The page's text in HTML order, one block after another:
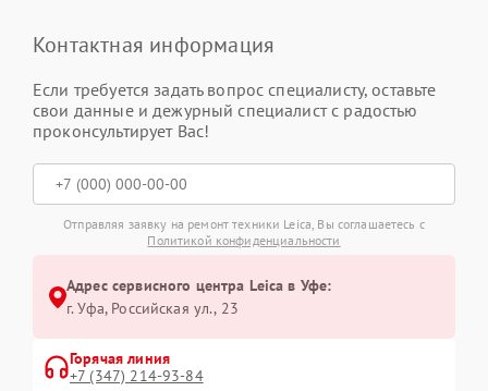
Контактная информация
Если требуется задать вопрос специалисту, оставьте
свои данные и дежурный специалист с радостью
проконсультирует Вас!
Отправляя заявку на ремонт техники Leica, Вы соглашаетесь с
Политикой конфиденциальности
Адрес сервисного центра Leica в Уфе:
г. Уфа, Российская ул., 23
Горячая линия
+7 (347) 214-93-84